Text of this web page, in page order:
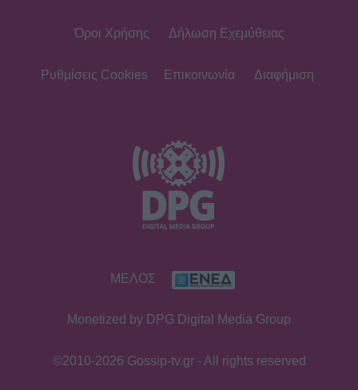
Όροι Χρήσης Δήλωση Εχεμύθειας
Ρυθμίσεις Cookies Επικοινωνία Διαφήμιση
ΜΕΛΟΣ
Monetized by DPG Digital Media Group
©2010-2026 Gossip-tv.gr - All rights reserved